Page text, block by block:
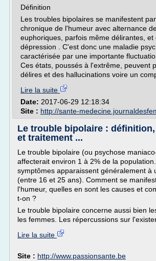
Définition
Les troubles bipolaires se manifestent
chronique de l'humeur avec alternance
euphoriques, parfois même délirantes, et
dépression . C'est donc une maladie
caractérisée par une importante
Ces états, poussés à l'extrême, peuvent
délires et des hallucinations voire un
Lire la suite
Date: 2017-06-29 12:18:34
Site : http://sante-
Le trouble bipolaire :
et traitement ...
Le trouble bipolaire (ou psychose
affecterait environ 1 à 2% de la
symptômes apparaissent généralement à
(entre 16 et 25 ans). Comment se
l'humeur, quelles en sont les causes et
t-on ?
Le trouble bipolaire concerne aussi bien
les femmes. Les répercussions sur
Lire la suite
Site : http://www.passionsante.be